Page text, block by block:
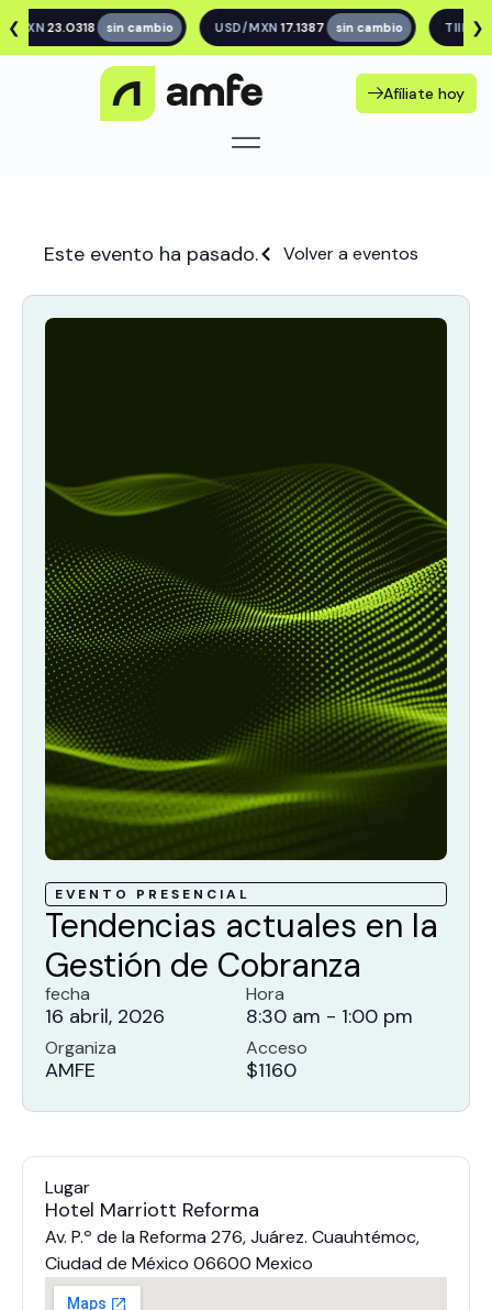
❮
MXN23.0318 sin cambio USD/MXN17.1387 sin cambio TIIE 28D
❯
Afíliate hoy
Este evento ha pasado. Volver a eventos
EVENTO PRESENCIAL
Tendencias actuales en la
Gestión de Cobranza
fecha
16 abril, 2026
Hora
8:30 am - 1:00 pm
Organiza
AMFE
Acceso
$1160
Lugar
Hotel Marriott Reforma
Av. P.º de la Reforma 276, Juárez. Cuauhtémoc,
Ciudad de México 06600 Mexico